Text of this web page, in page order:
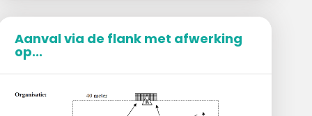
word met rechts aangenomen en met links
geschoten.
kappen de bal af met de binnenkant of de
buitenkant van de voet. Na de kapbeweging
Aanval via de flank met afwerking
op...